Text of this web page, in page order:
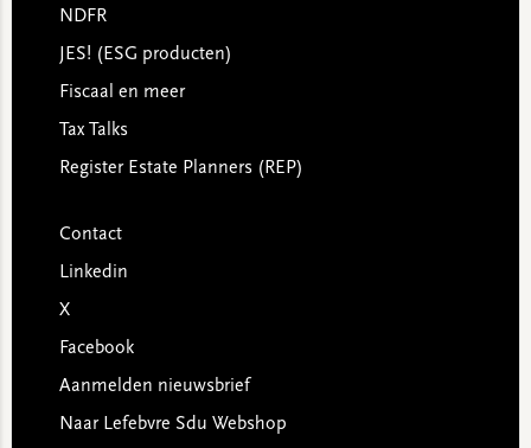
NDFR
JES! (ESG producten)
Fiscaal en meer
Tax Talks
Register Estate Planners (REP)
Contact
Linkedin
X
Facebook
Aanmelden nieuwsbrief
Naar Lefebvre Sdu Webshop